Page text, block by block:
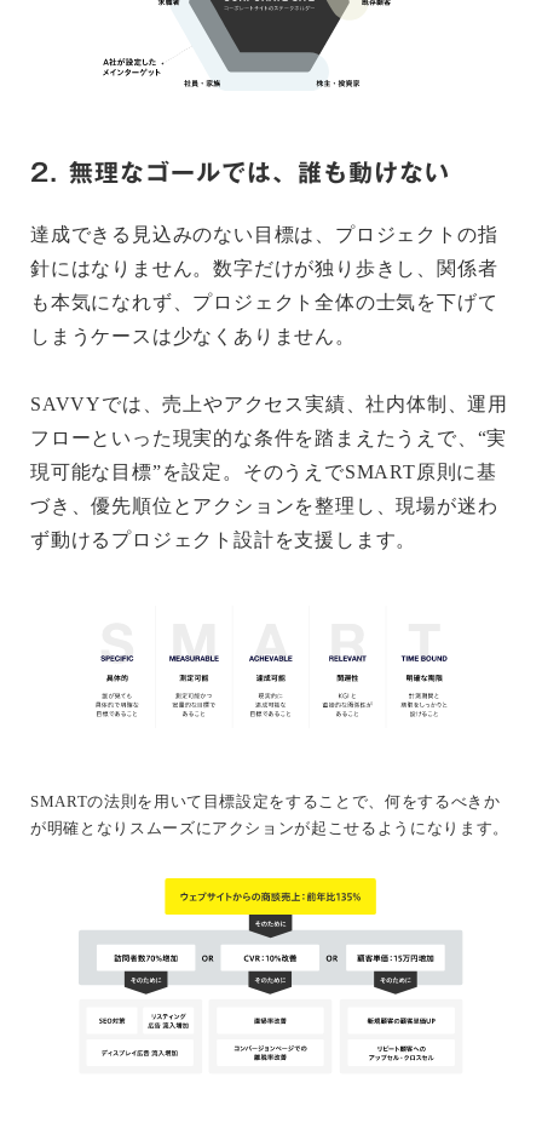
2. 無理なゴールでは、誰も動けない
達成できる見込みのない目標は、プロジェクトの指
針にはなりません。数字だけが独り歩きし、関係者
も本気になれず、プロジェクト全体の士気を下げて
しまうケースは少なくありません。
SAVVYでは、売上やアクセス実績、社内体制、運用
フローといった現実的な条件を踏まえたうえで、“実
現可能な目標”を設定。そのうえでSMART原則に基
づき、優先順位とアクションを整理し、現場が迷わ
ず動けるプロジェクト設計を支援します。
SMARTの法則を用いて目標設定をすることで、何をするべきか
が明確となりスムーズにアクションが起こせるようになります。